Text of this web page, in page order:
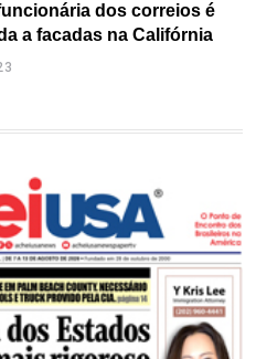
dos correios é
a facadas na Califórnia